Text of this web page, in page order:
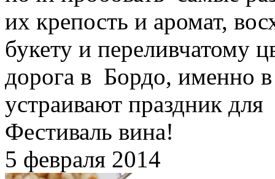
их крепость и аромат,
букету и переливчатому
дорога в Бордо, именно в
устраивают праздник
Фестиваль вина!
5 февраля 2014